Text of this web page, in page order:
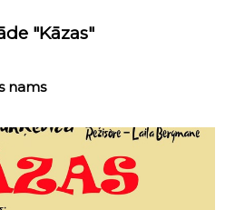
"Kāzas"
nams